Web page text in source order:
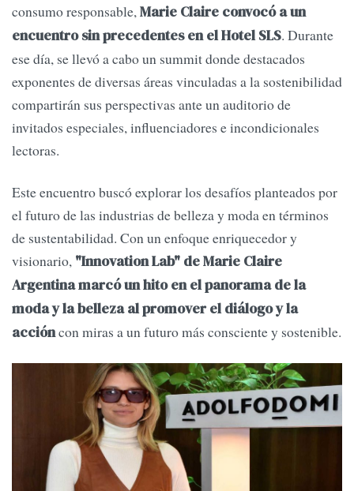
consumo responsable, Marie Claire convocó a un
encuentro sin precedentes en el Hotel SLS. Durante
ese día, se llevó a cabo un summit donde destacados
exponentes de diversas áreas vinculadas a la sostenibilidad
compartirán sus perspectivas ante un auditorio de
invitados especiales, influenciadores e incondicionales
lectoras.
Este encuentro buscó explorar los desafíos planteados por
el futuro de las industrias de belleza y moda en términos
de sustentabilidad. Con un enfoque enriquecedor y
visionario, "Innovation Lab" de Marie Claire
Argentina marcó un hito en el panorama de la
moda y la belleza al promover el diálogo y la
accióncon miras a un futuro más consciente y sostenible.